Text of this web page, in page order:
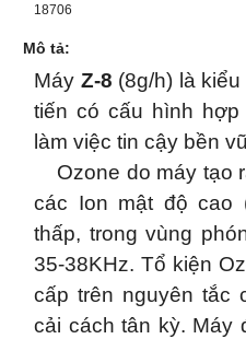
18706
Mô tả:
Máy Z-8 (8g/h) là
tiến có cấu hình
làm việc tin cậy bền
Ozone do máy tạo
các Ion mật độ cao
thấp, trong vùng
35-38KHz. Tổ kiện
cấp trên nguyên tắc
cải cách tân kỳ. Máy